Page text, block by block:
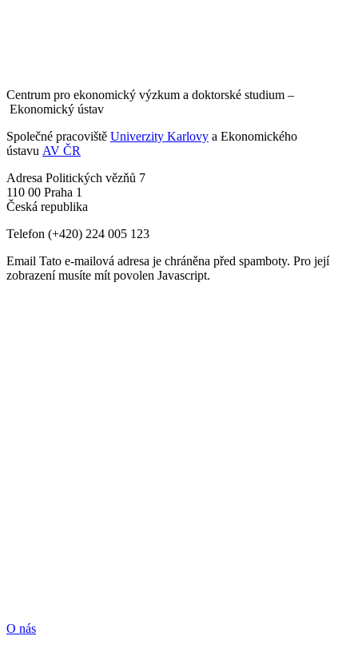
Centrum pro ekonomický výzkum a doktorské studium –
Ekonomický ústav
Společné pracoviště Univerzity Karlovy a Ekonomického
ústavu AV ČR
Adresa Politických vězňů 7
110 00 Praha 1
Česká republika
Telefon (+420) 224 005 123
Email Tato e-mailová adresa je chráněna před spamboty. Pro její
zobrazení musíte mít povolen Javascript.
O nás